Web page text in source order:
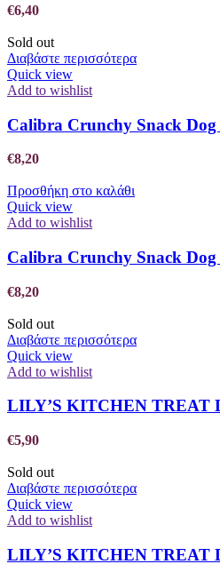
€6,40
Sold out
Διαβάστε περισσότερα
Quick view
Add to wishlist
Calibra Crunchy Snack
€8,20
Προσθήκη στο καλάθι
Quick view
Add to wishlist
Calibra Crunchy Snack
€8,20
Sold out
Διαβάστε περισσότερα
Quick view
Add to wishlist
LILY’S KITCHEN TREAT
€5,90
Sold out
Διαβάστε περισσότερα
Quick view
Add to wishlist
LILY’S KITCHEN TREAT